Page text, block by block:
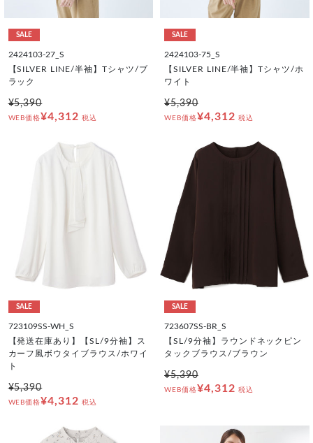
SALE
2424103-27_S
【SILVER LINE/半袖】Tシャツ/ブ
ラック
¥5,390
WEB価格¥4,312 税込
SALE
2424103-75_S
【SILVER LINE/半袖】Tシャツ/ホ
ワイト
¥5,390
WEB価格¥4,312 税込
SALE
723109SS-WH_S
【発送在庫あり】【SL/9分袖】ス
カーフ風ボウタイブラウス/ホワイ
ト
¥5,390
WEB価格¥4,312 税込
SALE
723607SS-BR_S
【SL/9分袖】ラウンドネックピン
タックブラウス/ブラウン
¥5,390
WEB価格¥4,312 税込